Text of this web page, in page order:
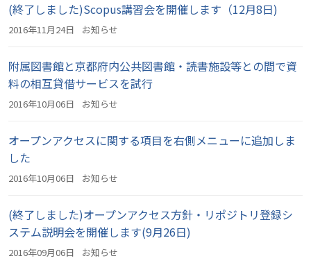
(終了しました)Scopus講習会を開催します（12月8日)
2016年11月24日 お知らせ
附属図書館と京都府内公共図書館・読書施設等との間で資
料の相互貸借サービスを試行
2016年10月06日 お知らせ
オープンアクセスに関する項目を右側メニューに追加しま
した
2016年10月06日 お知らせ
(終了しました)オープンアクセス方針・リポジトリ登録シ
ステム説明会を開催します(9月26日)
2016年09月06日 お知らせ